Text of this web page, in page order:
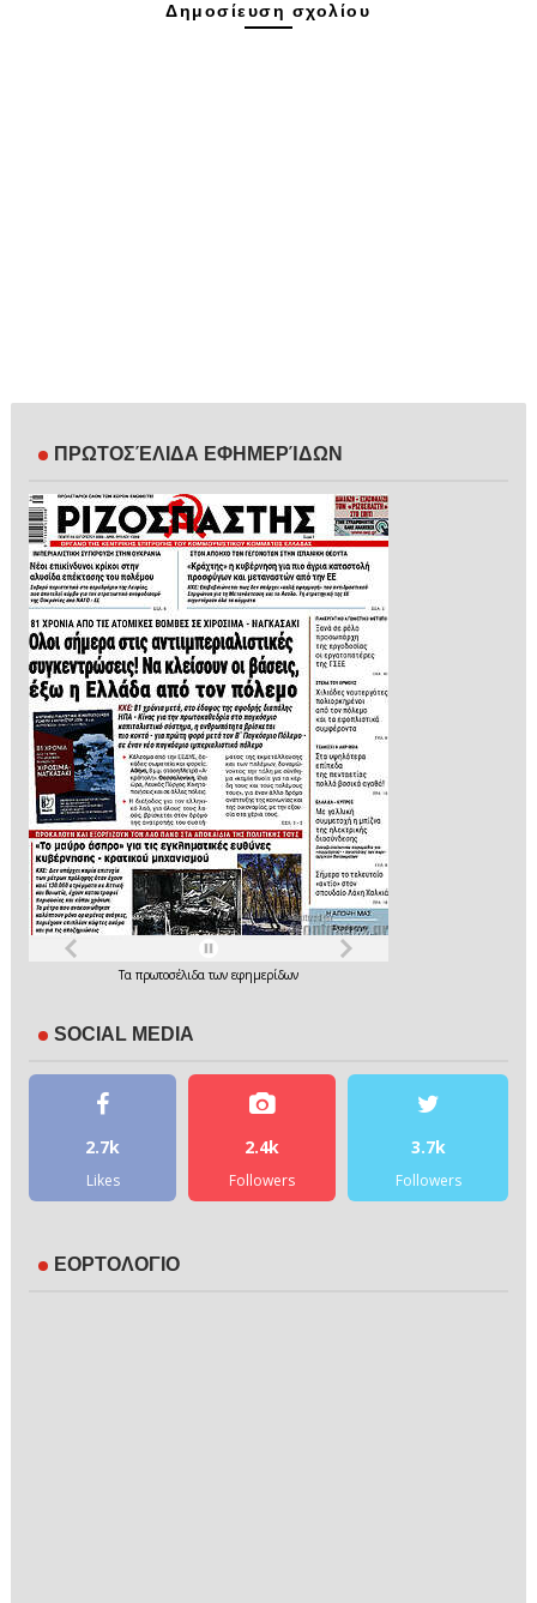
Δημοσίευση σχολίου
ΠΡΩΤΟΣΈΛΙΔΑ ΕΦΗΜΕΡΊΔΩΝ
Τα πρωτοσέλιδατων εφημερίδων
SOCIAL MEDIA
2.7k
Likes
2.4k
Followers
3.7k
Followers
ΕΟΡΤΟΛΟΓΙΟ